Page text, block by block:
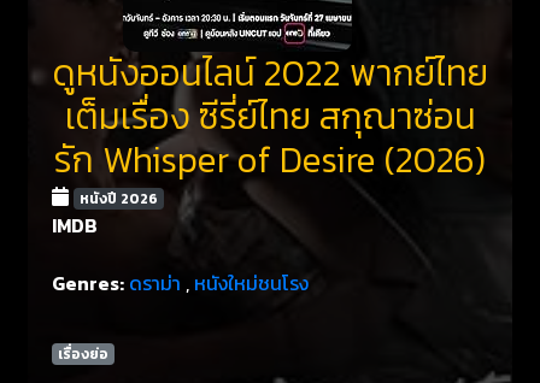
ดูหนังออนไลน์ 2022 พากย์ไทย
เต็มเรื่อง ซีรี่ย์ไทย สกุณาซ่อน
รัก Whisper of Desire (2026)
หนังปี 2026
IMDB
Genres: ดราม่า , หนังใหม่ชนโรง
เรื่องย่อ